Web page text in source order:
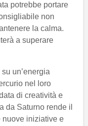
potrebbe portare
non
la calma.
a superare
un’energia
nel loro
di creatività e
da Saturno rende il
nuove iniziative e